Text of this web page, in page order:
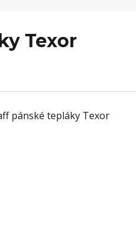
Texor